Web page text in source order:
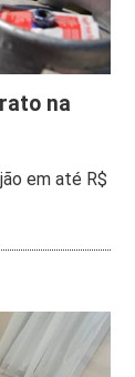
na
em até R$